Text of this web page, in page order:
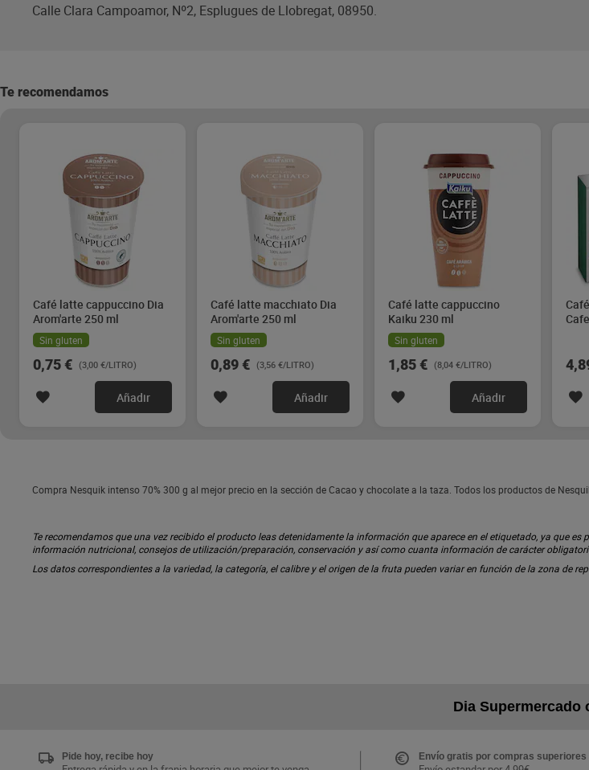
Calle Clara Campoamor, Nº2, Esplugues de Llobregat, 08950.
Te recomendamos
Café latte cappuccino Dia
Arom'arte 250 ml
Sin gluten
0,75 € (3,00 €/LITRO)
Añadir
Café latte macchiato Dia
Arom'arte 250 ml
Sin gluten
0,89 € (3,56 €/LITRO)
Añadir
Café latte cappuccino
Kaiku 230 ml
Sin gluten
1,85 € (8,04 €/LITRO)
Añadir
Compra Nesquik intenso 70% 300 g al mejor precio en la sección de Cacao y chocolate a la taza. Todos los productos de
Te recomendamos que una vez recibido el producto leas detenidamente la información que aparece en el etiquetado, ya que
información nutricional, consejos de utilización/preparación, conservación y así como cuanta información de carácter
Los datos correspondientes a la variedad, la categoría, el calibre y el origen de la fruta pueden variar en función de la zona de
Dia Supermercado
Pide hoy, recibe hoy Envío gratis por compras superiores